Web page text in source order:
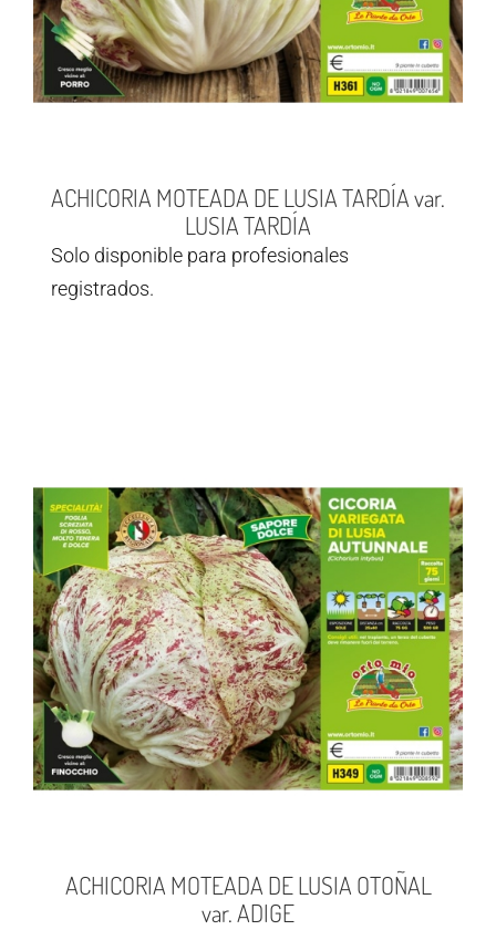
ACHICORIA MOTEADA DE LUSIA TARDÍA var.
LUSIA TARDÍA
Solo disponible para profesionales
registrados.
ACHICORIA MOTEADA DE LUSIA OTOÑAL
var. ADIGE